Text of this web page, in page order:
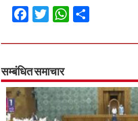
Fa
ce
b
o
o
k
T
wi
tt
er
W
h
at
p
p
ar
सम्बंधित समाचार